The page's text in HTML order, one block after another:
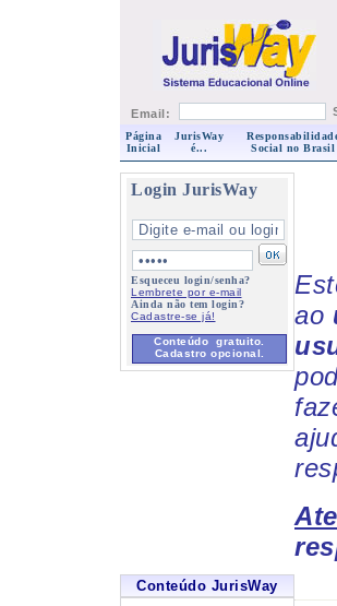
Email:
Página
Inicial
JurisWay
é...
Social no Brasil
Login JurisWay
Esqueceu login/senha?
Lembrete por e-mail
Ainda não tem login?
Cadastre-se já!
Conteúdo gratuito.
Cadastro opcional.
Conteúdo JurisWay
ao